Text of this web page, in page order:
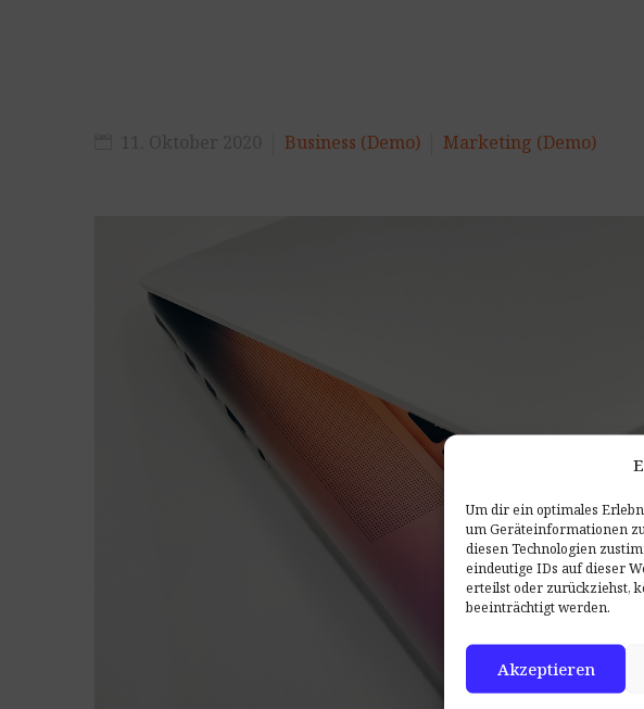
Um dir ein optimales
um Geräteinformationen
diesen Technologien
eindeutige IDs auf dieser
erteilst oder zurückziehst,
beeinträchtigt werden.
Akzeptieren
Business (Demo) Marketing (Demo)